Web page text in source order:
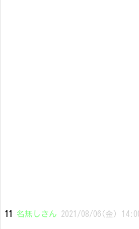
11 名無しさん 2021/08/06(金)